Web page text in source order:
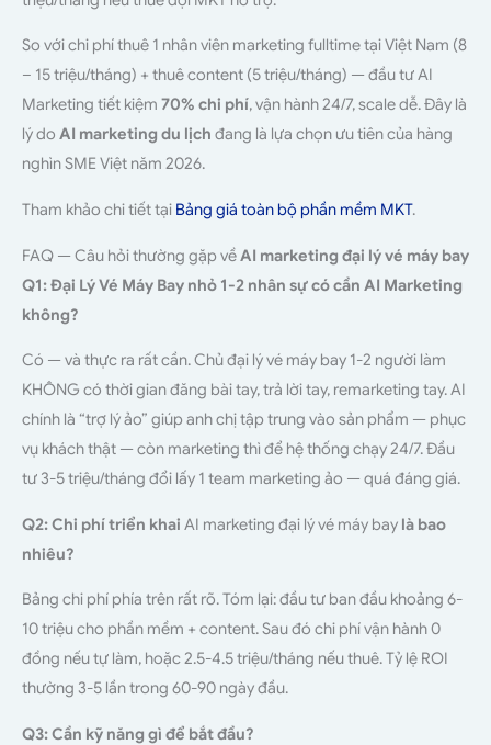
So với chi phí thuê 1 nhân viên marketing fulltime tại Việt Nam (8
– 15 triệu/tháng) + thuê content (5 triệu/tháng) — đầu tư AI
Marketing tiết kiệm 70% chi phí, vận hành 24/7, scale dễ. Đây là
lý do AI marketing du lịch đang là lựa chọn ưu tiên của hàng
nghìn SME Việt năm 2026.
Tham khảo chi tiết tại Bảng giá toàn bộ phần mềm MKT.
FAQ — Câu hỏi thường gặp vềAI marketing đại lý vé máy bay
Q1: Đại Lý Vé Máy Bay nhỏ 1-2 nhân sự có cần AI Marketing
không?
Có — và thực ra rất cần. Chủ đại lý vé máy bay 1-2 người làm
KHÔNG có thời gian đăng bài tay, trả lời tay, remarketing tay. AI
chính là “trợ lý ảo” giúp anh chị tập trung vào sản phẩm — phục
vụ khách thật — còn marketing thì để hệ thống chạy 24/7. Đầu
tư 3-5 triệu/tháng đổi lấy 1 team marketing ảo — quá đáng giá.
Q2: Chi phí triển khai AI marketing đại lý vé máy bay là bao
nhiêu?
Bảng chi phí phía trên rất rõ. Tóm lại: đầu tư ban đầu khoảng 6-
10 triệu cho phần mềm + content. Sau đó chi phí vận hành 0
đồng nếu tự làm, hoặc 2.5-4.5 triệu/tháng nếu thuê. Tỷ lệ ROI
thường 3-5 lần trong 60-90 ngày đầu.
Q3: Cần kỹ năng gì để bắt đầu?